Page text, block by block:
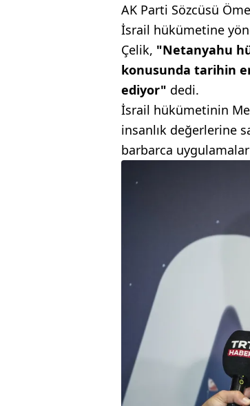
AK Parti Sözcüsü
İsrail hükümetine
Çelik, "Netanyahu
konusunda tarihin
ediyor" dedi.
İsrail hükümetinin
insanlık değerlerine
barbarca